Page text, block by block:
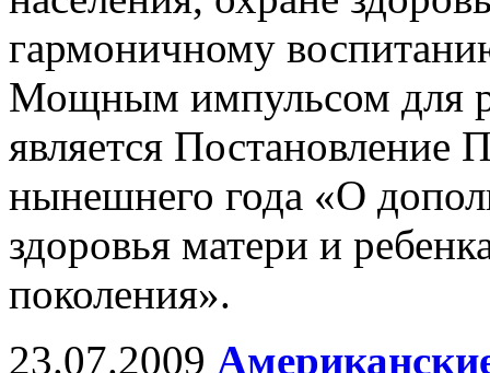
гармоничному
Мощным импульсом для
является Постановление
нынешнего года «О
здоровья матери и
поколения».
23.07.2009